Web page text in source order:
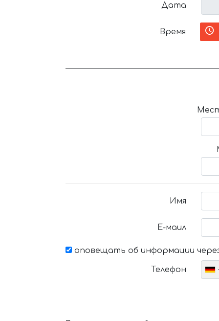
Дата
Время
Имя
Е-маил
оповещать об информации
Телефон